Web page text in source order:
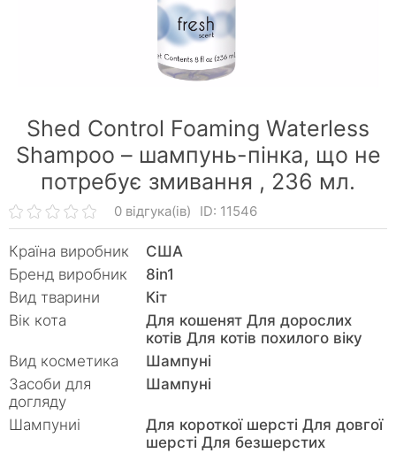
Shed Control Foaming Waterless
Shampoo – шампунь-пінка, що не
потребує змивання , 236 мл.
0 відгука(ів) ID: 11546
Країна виробник
США
Бренд виробник
8in1
Вид тварини
Кiт
Вік кота
Для кошенят Для дорослих
котів Для котів похилого віку
Вид косметика
Шампуні
Засоби для
догляду
Шампуні
Шампуниі
Для короткої шерсті Для довгої
шерсті Для безшерстих